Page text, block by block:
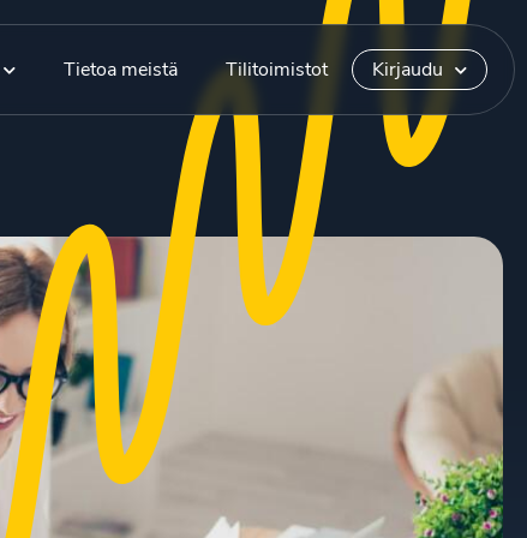
Tietoa meistä Tilitoimistot Kirjaudu